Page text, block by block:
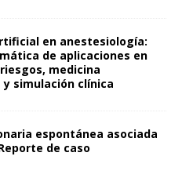
en anestesiología:
de aplicaciones en
medicina
simulación clínica
espontánea asociada
de caso